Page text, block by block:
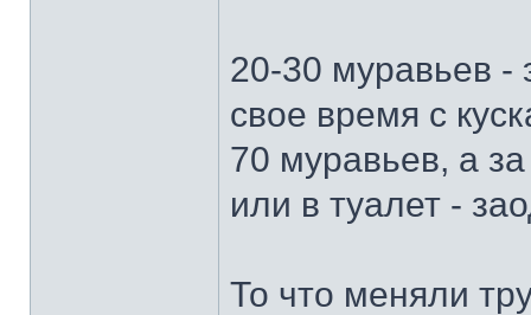
20-30 муравьев -
свое время с
70 муравьев, а
или в туалет -
То что меняли